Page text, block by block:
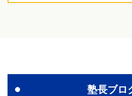
塾長ブロ